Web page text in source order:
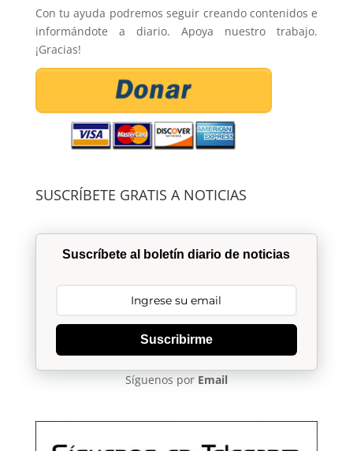
Con tu ayuda podremos seguir creando contenidos e
informándote a diario. Apoya nuestro trabajo.
¡Gracias!
SUSCRÍBETE GRATIS A NOTICIAS
Suscríbete al boletín diario de noticias
Suscribirme
Síguenos por Email